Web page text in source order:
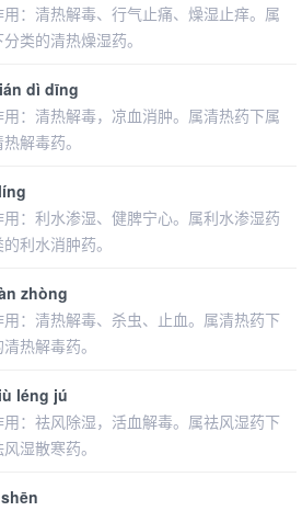
：清热解毒、行气止痛、燥湿止痒。属
类的清热燥湿药。
dì dīng
：清热解毒，凉血消肿。属清热药下属
解毒药。
：利水渗湿、健脾宁心。属利水渗湿药
利水消肿药。
zhòng
：清热解毒、杀虫、止血。属清热药下
热解毒药。
léng jú
：祛风除湿，活血解毒。属祛风湿药下
湿散寒药。